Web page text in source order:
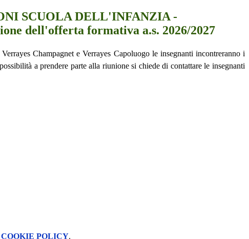
SCUOLA DELL'INFANZIA -
dell'offerta formativa a.s. 2026/2027
Champagnet e Verrayes Capoluogo le insegnanti incontreranno i
a prendere parte alla riunione si chiede di contattare le insegnanti
COOKIE POLICY.